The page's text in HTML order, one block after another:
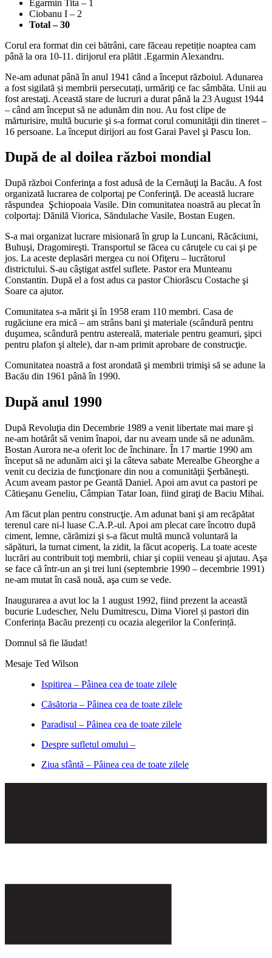
Egarmin Tita – 1
Ciobanu I – 2
Total – 30
Corul era format din cei bătrâni, care făceau repetiție noaptea cam
până la ora 10-11. dirijorul era plătit .Egarmin Alexandru.
Ne-am adunat până în anul 1941 când a început războiul. Adunarea
a fost sigilată și membrii persecutați, urmăriţi ce fac sâmbăta. Unii au
fost arestaţi. Această stare de lucruri a durat până la 23 August 1944
– când am început să ne adunăm din nou. Au fost clipe de
mărturisire, multă bucurie şi s-a format corul comunităţii din tineret –
16 persoane. La început dirijori au fost Garai Pavel şi Pascu Ion.
După de al doilea război mondial
După război Conferinţa a fost adusă de la Cernăuţi la Bacău. A fost
organizată lucrarea de colportaj pe Conferinţă. De această lucrare
răspundea Şchiopoaia Vasile. Din comunitatea noastră au plecat în
colportaj: Dănilă Viorica, Săndulache Vasile, Bostan Eugen.
S-a mai organizat lucrare misionară în grup la Luncani, Răcăciuni,
Buhuşi, Dragomireşti. Transportul se făcea cu căruţele cu cai şi pe
jos. La aceste deplasări mergea cu noi Ofiţeru – lucrătorul
districtului. S-au câştigat astfel suflete. Pastor era Munteanu
Constantin. După el a fost adus ca pastor Chiorăscu Costache şi
Soare ca ajutor.
Comunitatea s-a mărit şi în 1958 eram 110 membri. Casa de
rugăciune era mică – am strâns bani şi materiale (scândură pentru
duşumea, scândură pentru astereală, materiale pentru geamuri, şipci
pentru plafon şi altele), dar n-am primit aprobare de construcţie.
Comunitatea noastră a fost arondată şi membrii trimişi să se adune la
Bacău din 1961 până în 1990.
După anul 1990
După Revoluţia din Decembrie 1989 a venit libertate mai mare şi
ne-am hotărât să venim înapoi, dar nu aveam unde să ne adunăm.
Bostan Aurora ne-a oferit loc de închinare. În 17 martie 1990 am
început să ne adunăm aici şi la câteva sabate Merealbe Gheorghe a
venit cu decizia de funcţionare din nou a comunităţii Şerbăneşti.
Acum aveam pastor pe Geantă Daniel. Apoi am avut ca pastori pe
Cătieşanu Geneliu, Câmpian Tatar Ioan, fiind giraţi de Baciu Mihai.
Am făcut plan pentru construcţie. Am adunat bani şi am recăpătat
terenul care ni-l luase C.A.P.-ul. Apoi am plecat care încotro după
ciment, lemne, cărămizi şi s-a făcut multă muncă voluntară la
săpături, la turnat ciment, la zidit, la făcut acoperiş. La toate aceste
lucrări au contribuit toţi membrii, chiar şi copiii veneau şi ajutau. Aşa
se face că într-un an şi trei luni (septembrie 1990 – decembrie 1991)
ne-am mutat în casă nouă, aşa cum se vede.
Inaugurarea a avut loc la 1 august 1992, fiind prezent la această
bucurie Ludescher, Nelu Dumitrescu, Dima Viorel și pastori din
Conferința Bacău prezenți cu ocazia alegerilor la Conferință.
Domnul să fie lăudat!
Mesaje Ted Wilson
Ispitirea – Pâinea cea de toate zilele
Căsătoria – Pâinea cea de toate zilele
Paradisul – Pâinea cea de toate zilele
Despre sufletul omului –
Ziua sfântă – Pâinea cea de toate zilele